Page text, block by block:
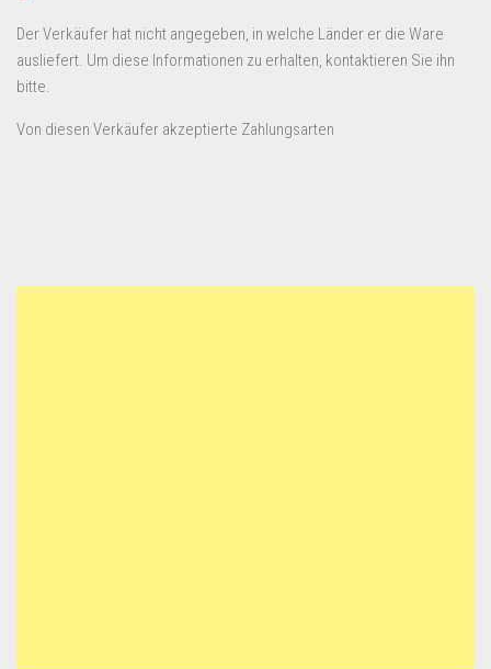
Der Verkäufer hat nicht angegeben, in welche Länder er die Ware
ausliefert. Um diese Informationen zu erhalten, kontaktieren Sie ihn
bitte.
Von diesen Verkäufer akzeptierte Zahlungsarten